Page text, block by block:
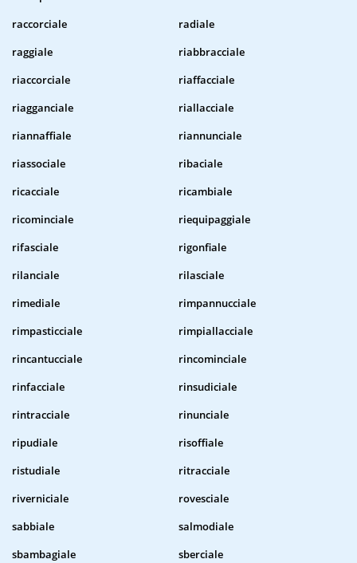
raccorciale
radiale
raggiale
riabbracciale
riaccorciale
riaffacciale
riagganciale
riallacciale
riannaffiale
riannunciale
riassociale
ribaciale
ricacciale
ricambiale
ricominciale
riequipaggiale
rifasciale
rigonfiale
rilanciale
rilasciale
rimediale
rimpannucciale
rimpasticciale
rimpiallacciale
rincantucciale
rincominciale
rinfacciale
rinsudiciale
rintracciale
rinunciale
ripudiale
risoffiale
ristudiale
ritracciale
riverniciale
rovesciale
sabbiale
salmodiale
sbambagiale
sberciale